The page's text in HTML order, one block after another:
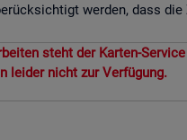
werden, dass
steht der Karten-
leider nicht zur Verfügung.